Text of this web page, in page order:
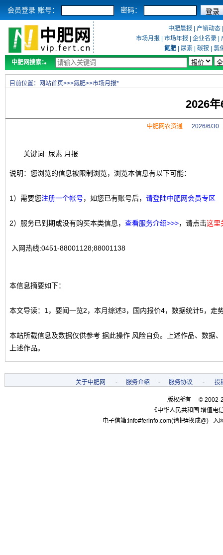
会员登录 账号： 密码：
中肥晨报 产销动态
市场月报
市场年报 企业名录
氮肥
尿素 碳铵
氯
中肥网搜索：
目前位置： 网站首页>>>氮肥>>市场月报*
2026
中肥网农资通 2026/6/30
关键词: 尿素 月报
说明：您浏览的信息被限制浏览，浏览本信息有以下可能：
1）需要您注册一个帐号，如您已有账号后， 请登陆中肥网会员专区
2）服务已到期或没有购买本类信息， 查看服务介绍>>>，请点击这里
入网热线:0451-88001128;88001138
本信息摘要如下：
本文导读：1，要闻一览2，本月综述3，国内报价4，数据统计5，走
本站所载信息及数据仅供参考 据此操作 风险自负。上述作品、数据
上述作品。
关于中肥网 - 服务介绍 - 服务协议 - 投
版权所有 © 2002-
《中华人民共和国 增值电
电子信箱:info#ferinfo.com(请把#换成@)